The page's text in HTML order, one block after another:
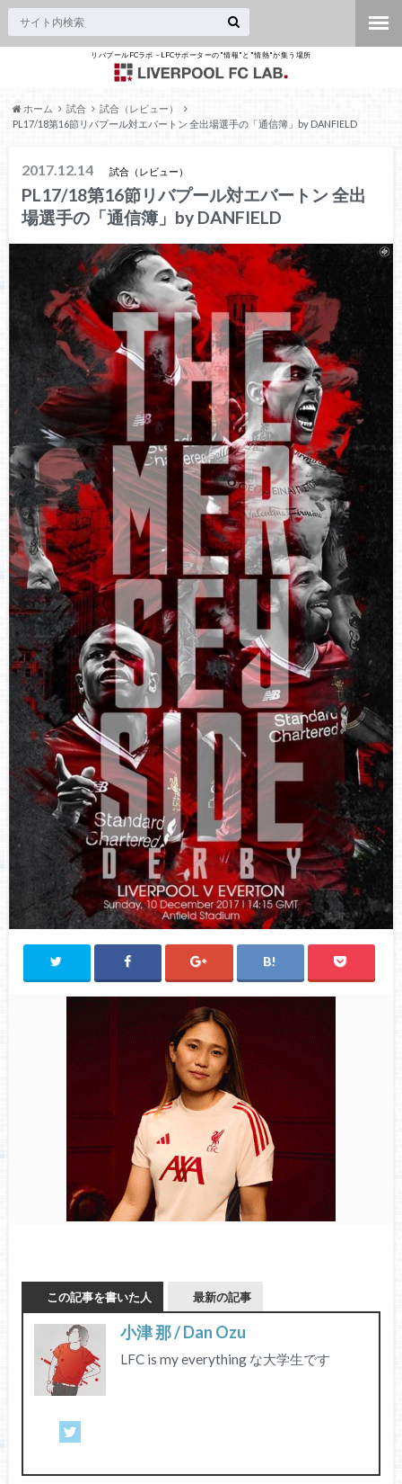
リバプールFCラボ – LFCサポーターの"情報"と"情熱"が集う場所
ホーム 試合
試合（レビュー）
PL17/18第16節リバプール対エバートン 全出場選手の「通信簿」by DANFIELD
2017.12.14 試合（レビュー）
PL17/18第16節リバプール対エバートン 全出
場選手の「通信簿」by DANFIELD
この記事を書いた人 最新の記事
小津 那 / Dan Ozu
LFC is my everything な大学生です